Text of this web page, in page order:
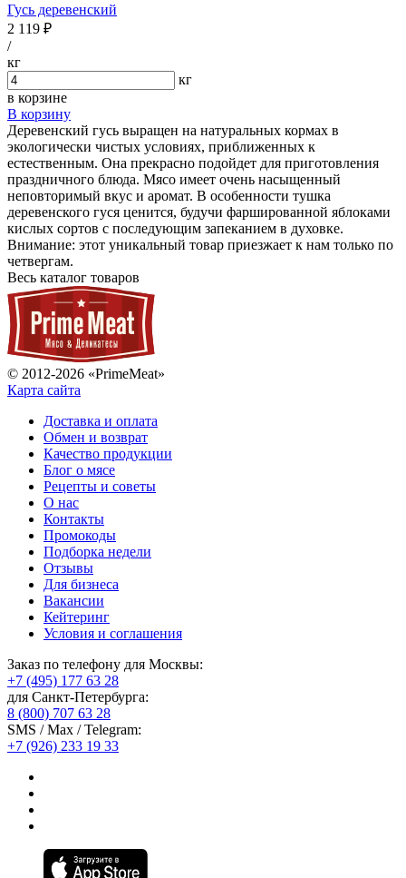
Гусь деревенский
2 119 ₽
/
кг
кг
в корзине
В корзину
Деревенский гусь выращен на натуральных кормах в
экологически чистых условиях, приближенных к
естественным. Она прекрасно подойдет для приготовления
праздничного блюда. Мясо имеет очень насыщенный
неповторимый вкус и аромат. В особенности тушка
деревенского гуся ценится, будучи фаршированной яблоками
кислых сортов с последующим запеканием в духовке.
Внимание: этот уникальный товар приезжает к нам только по
четвергам.
Весь каталог товаров
© 2012-2026 «PrimeMeat»
Карта сайта
Доставка и оплата
Обмен и возврат
Качество продукции
Блог о мясе
Рецепты и советы
О нас
Контакты
Промокоды
Подборка недели
Отзывы
Для бизнеса
Вакансии
Кейтеринг
Условия и соглашения
Заказ по телефону для Москвы:
+7 (495) 177 63 28
для Санкт-Петербурга:
8 (800) 707 63 28
SMS / Max / Telegram:
+7 (926) 233 19 33